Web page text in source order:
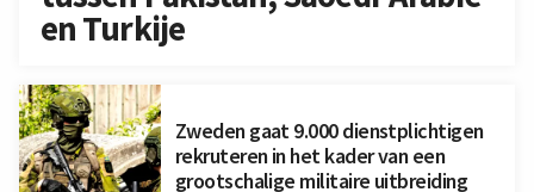
en Turkije
Zweden gaat 9.000 dienstplichtigen
rekruteren in het kader van een
grootschalige militaire uitbreiding